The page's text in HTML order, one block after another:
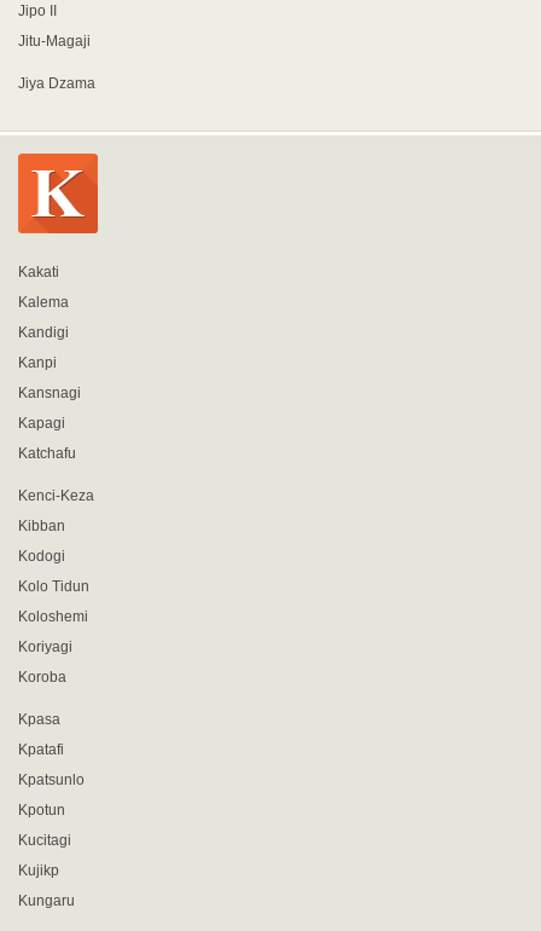
Jipo II
Jitu-Magaji
Jiya Dzama
Kakati
Kalema
Kandigi
Kanpi
Kansnagi
Kapagi
Katchafu
Kenci-Keza
Kibban
Kodogi
Kolo Tidun
Koloshemi
Koriyagi
Koroba
Kpasa
Kpatafi
Kpatsunlo
Kpotun
Kucitagi
Kujikp
Kungaru